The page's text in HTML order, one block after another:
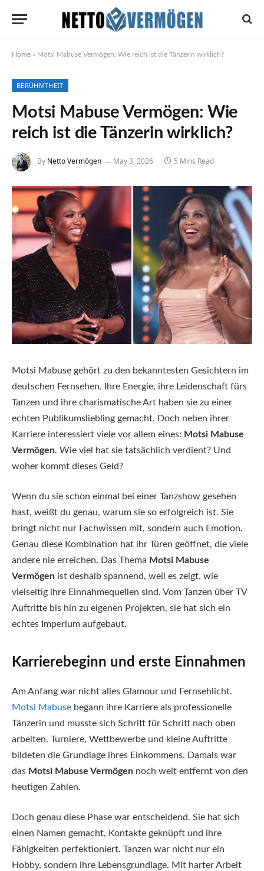
Home » Motsi Mabuse Vermögen: Wie reich ist die Tänzerin wirklich?
BERÜHMTHEIT
Motsi Mabuse Vermögen: Wie
reich ist die Tänzerin wirklich?
By Netto Vermögen May 3, 2026 5 Mins Read
Motsi Mabuse gehört zu den bekanntesten Gesichtern im
deutschen Fernsehen. Ihre Energie, ihre Leidenschaft fürs
Tanzen und ihre charismatische Art haben sie zu einer
echten Publikumsliebling gemacht. Doch neben ihrer
Karriere interessiert viele vor allem eines: Motsi Mabuse
Vermögen. Wie viel hat sie tatsächlich verdient? Und
woher kommt dieses Geld?
Wenn du sie schon einmal bei einer Tanzshow gesehen
hast, weißt du genau, warum sie so erfolgreich ist. Sie
bringt nicht nur Fachwissen mit, sondern auch Emotion.
Genau diese Kombination hat ihr Türen geöffnet, die viele
andere nie erreichen. Das Thema Motsi Mabuse
Vermögen ist deshalb spannend, weil es zeigt, wie
vielseitig ihre Einnahmequellen sind. Vom Tanzen über TV
Auftritte bis hin zu eigenen Projekten, sie hat sich ein
echtes Imperium aufgebaut.
Karrierebeginn und erste Einnahmen
Am Anfang war nicht alles Glamour und Fernsehlicht.
Motsi Mabuse begann ihre Karriere als professionelle
Tänzerin und musste sich Schritt für Schritt nach oben
arbeiten. Turniere, Wettbewerbe und kleine Auftritte
bildeten die Grundlage ihres Einkommens. Damals war
das Motsi Mabuse Vermögen noch weit entfernt von den
heutigen Zahlen.
Doch genau diese Phase war entscheidend. Sie hat sich
einen Namen gemacht, Kontakte geknüpft und ihre
Fähigkeiten perfektioniert. Tanzen war nicht nur ein
Hobby, sondern ihre Lebensgrundlage. Mit harter Arbeit